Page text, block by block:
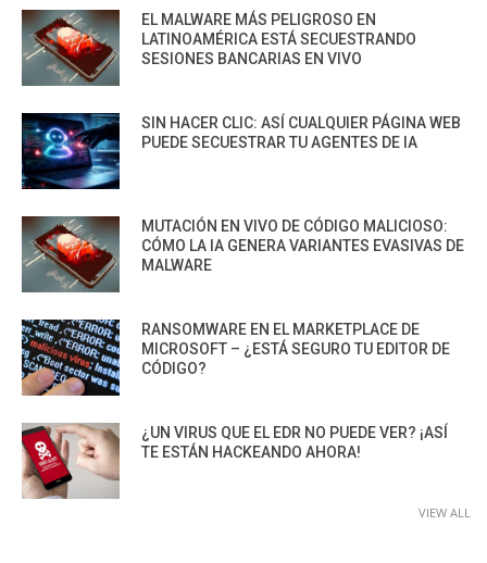
EL MALWARE MÁS PELIGROSO EN
LATINOAMÉRICA ESTÁ SECUESTRANDO
SESIONES BANCARIAS EN VIVO
SIN HACER CLIC: ASÍ CUALQUIER PÁGINA WEB
PUEDE SECUESTRAR TU AGENTES DE IA
MUTACIÓN EN VIVO DE CÓDIGO MALICIOSO:
CÓMO LA IA GENERA VARIANTES EVASIVAS DE
MALWARE
RANSOMWARE EN EL MARKETPLACE DE
MICROSOFT – ¿ESTÁ SEGURO TU EDITOR DE
CÓDIGO?
¿UN VIRUS QUE EL EDR NO PUEDE VER? ¡ASÍ
TE ESTÁN HACKEANDO AHORA!
VIEW ALL